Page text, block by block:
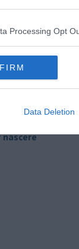
Processing Opt
Data Deletion
nascere